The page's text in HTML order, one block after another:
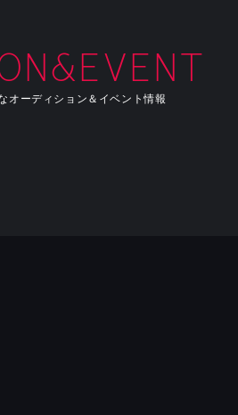
オーディション＆イベント情報